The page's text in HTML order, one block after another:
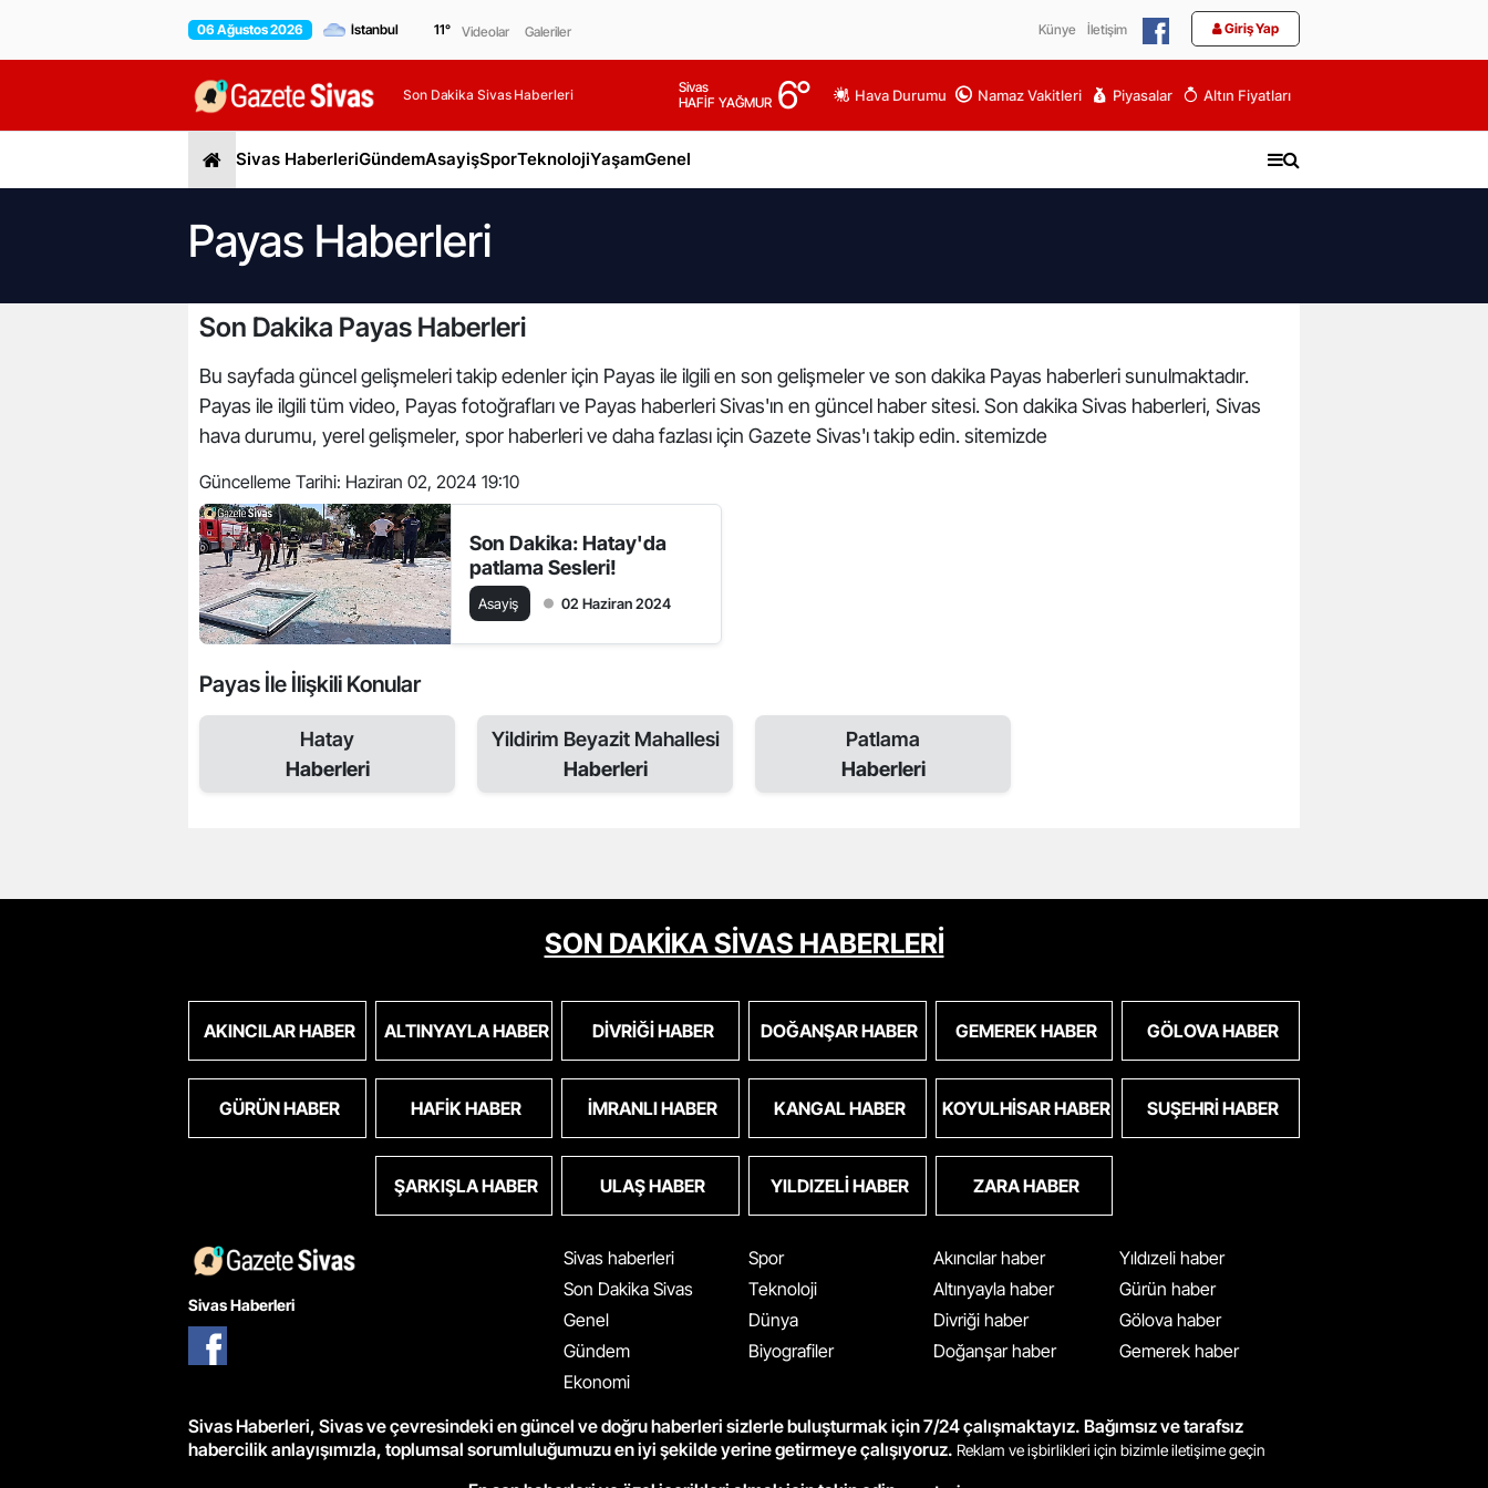
06 Ağustos 2026 11° Videolar Galeriler Künye İletişim Giriş Yap
Son Dakika Sivas Haberleri
Sivas
HAFİF YAĞMUR 6° Hava Durumu Namaz Vakitleri Piyasalar Altın Fiyatları
Sivas HaberleriGündemAsayişSporTeknolojiYaşamGenel
Payas Haberleri
Son Dakika Payas Haberleri
Bu sayfada güncel gelişmeleri takip edenler için Payas ile ilgili en son gelişmeler ve son dakika Payas haberleri sunulmaktadır.
Payas ile ilgili tüm video, Payas fotoğrafları ve Payas haberleri Sivas'ın en güncel haber sitesi. Son dakika Sivas haberleri, Sivas
hava durumu, yerel gelişmeler, spor haberleri ve daha fazlası için Gazete Sivas'ı takip edin. sitemizde
Güncelleme Tarihi: Haziran 02, 2024 19:10
Son Dakika: Hatay'da
patlama Sesleri!
Asayiş 02 Haziran 2024
Payas İle İlişkili Konular
Hatay
Haberleri
Yildirim Beyazit Mahallesi
Haberleri
Patlama
Haberleri
SON DAKİKA SİVAS HABERLERİ
AKINCILAR HABER ALTINYAYLA HABER DIVRIĞI HABER DOĞANŞAR HABER GEMEREK HABER GÖLOVA HABER
GÜRÜN HABER HAFIK HABER İMRANLI HABER KANGAL HABER KOYULHISAR HABER SUŞEHRI HABER
ŞARKIŞLA HABER ULAŞ HABER YILDIZELI HABER ZARA HABER
Sivas Haberleri
Sivas haberleri
Son Dakika Sivas
Genel
Gündem
Ekonomi
Spor
Teknoloji
Dünya
Biyografiler
Akıncılar haber
Altınyayla haber
Divriği haber
Doğanşar haber
Yıldızeli haber
Gürün haber
Gölova haber
Gemerek haber
Sivas Haberleri, Sivas ve çevresindeki en güncel ve doğru haberleri sizlerle buluşturmak için 7/24 çalışmaktayız. Bağımsız ve tarafsız
habercilik anlayışımızla, toplumsal sorumluluğumuzu en iyi şekilde yerine getirmeye çalışıyoruz. Reklam ve işbirlikleri için bizimle iletişime geçin